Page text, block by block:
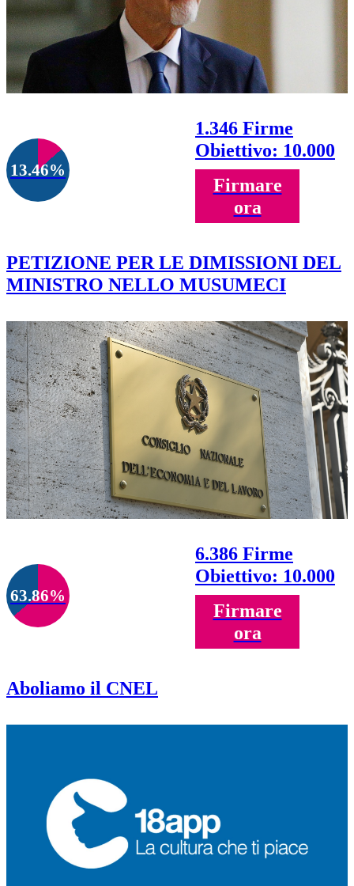
13.46%
1.346 Firme
Obiettivo: 10.000
Firmare
ora
PETIZIONE PER LE DIMISSIONI DEL
MINISTRO NELLO MUSUMECI
63.86%
6.386 Firme
Obiettivo: 10.000
Firmare
ora
Aboliamo il CNEL